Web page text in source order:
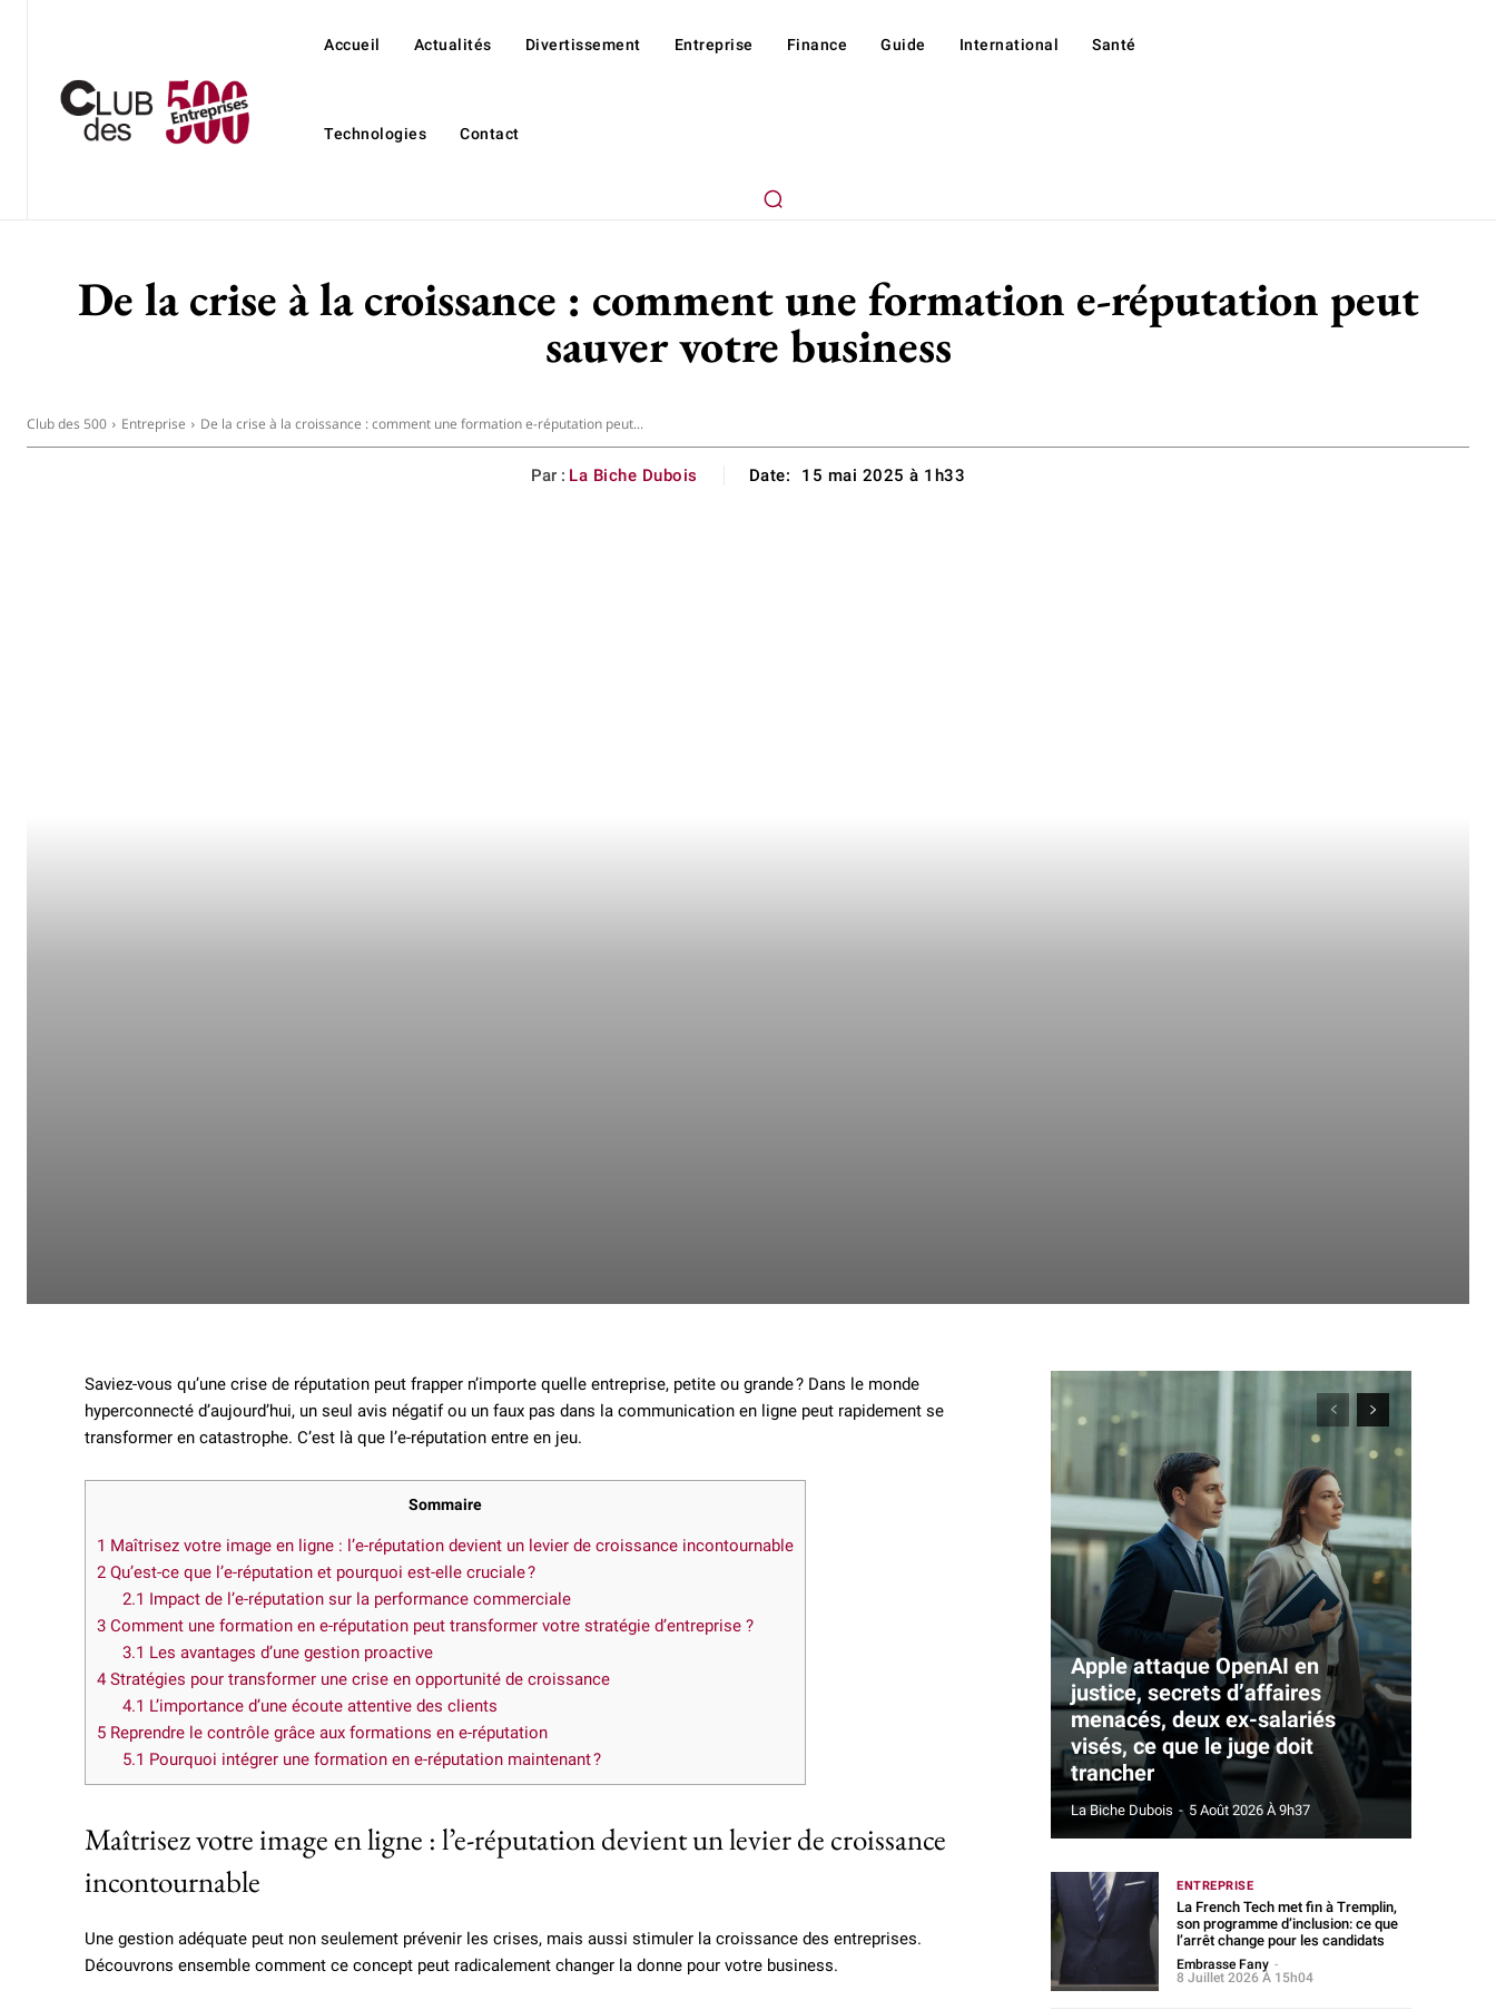
Accueil Actualités Divertissement Entreprise Finance Guide International Santé
Technologies Contact
De la crise à la croissance : comment une formation e-réputation peut
sauver votre business
Club des 500 Entreprise De la crise à la croissance : comment une formation e-réputation peut...
Par : La Biche Dubois Date: 15 mai 2025 à 1h33
Saviez-vous qu’une crise de réputation peut frapper n’importe quelle entreprise, petite ou grande ? Dans le monde
hyperconnecté d’aujourd’hui, un seul avis négatif ou un faux pas dans la communication en ligne peut rapidement se
transformer en catastrophe. C’est là que l’e-réputation entre en jeu.
Sommaire
1 Maîtrisez votre image en ligne : l’e-réputation devient un levier de croissance incontournable
2 Qu’est-ce que l’e-réputation et pourquoi est-elle cruciale ?
2.1 Impact de l’e-réputation sur la performance commerciale
3 Comment une formation en e-réputation peut transformer votre stratégie d’entreprise ?
3.1 Les avantages d’une gestion proactive
4 Stratégies pour transformer une crise en opportunité de croissance
4.1 L’importance d’une écoute attentive des clients
5 Reprendre le contrôle grâce aux formations en e-réputation
5.1 Pourquoi intégrer une formation en e-réputation maintenant ?
Maîtrisez votre image en ligne : l’e-réputation devient un levier de croissance
incontournable
Une gestion adéquate peut non seulement prévenir les crises, mais aussi stimuler la croissance des entreprises.
Découvrons ensemble comment ce concept peut radicalement changer la donne pour votre business.
Apple attaque OpenAI en
justice, secrets d’affaires
menacés, deux ex-salariés
visés, ce que le juge doit
trancher
La Biche Dubois - 5 Août 2026 À 9h37
ENTREPRISE
La French Tech met fin à Tremplin,
son programme d’inclusion: ce que
l’arrêt change pour les candidats
Embrasse Fany -
8 Juillet 2026 À 15h04